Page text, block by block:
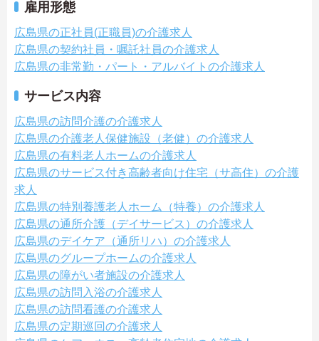
雇用形態
広島県の正社員(正職員)の介護求人
広島県の契約社員・嘱託社員の介護求人
広島県の非常勤・パート・アルバイトの介護求人
サービス内容
広島県の訪問介護の介護求人
広島県の介護老人保健施設（老健）の介護求人
広島県の有料老人ホームの介護求人
広島県のサービス付き高齢者向け住宅（サ高住）の介護
求人
広島県の特別養護老人ホーム（特養）の介護求人
広島県の通所介護（デイサービス）の介護求人
広島県のデイケア（通所リハ）の介護求人
広島県のグループホームの介護求人
広島県の障がい者施設の介護求人
広島県の訪問入浴の介護求人
広島県の訪問看護の介護求人
広島県の定期巡回の介護求人